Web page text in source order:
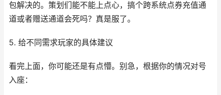
包解决的。策划们能不能上点心，搞个跨系统点券充值通
道或者赠送通道会死吗？真是服了。
5. 给不同需求玩家的具体建议
看完上面，你可能还是有点懵。别急，根据你的情况对号
入座：